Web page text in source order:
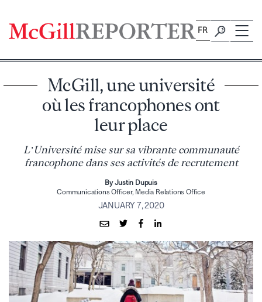
content
FR
McGill, une université
où les francophones ont
leur place
L’Université mise sur sa vibrante communauté
francophone dans ses activités de recrutement
By Justin Dupuis
Communications Officer, Media Relations Office
JANUARY 7, 2020